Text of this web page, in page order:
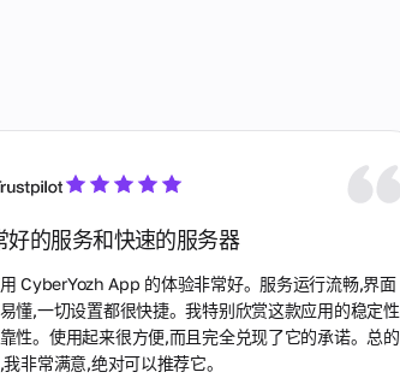
好的服务和快速的服务器
CyberYozh App 的体验非常好。服务运行流畅,界面
懂,一切设置都很快捷。我特别欣赏这款应用的稳定性
性。使用起来很方便,而且完全兑现了它的承诺。总的
非常满意,绝对可以推荐它。